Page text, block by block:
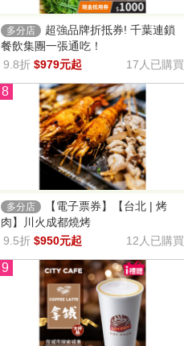
多分店
超強品牌折抵券! 千葉連鎖
餐飲集團一張通吃！
9.8折 $979元起 17人已購買
8
多分店
【電子票券】【台北 | 烤
肉】川火成都燒烤
9.5折 $950元起 12人已購買
9